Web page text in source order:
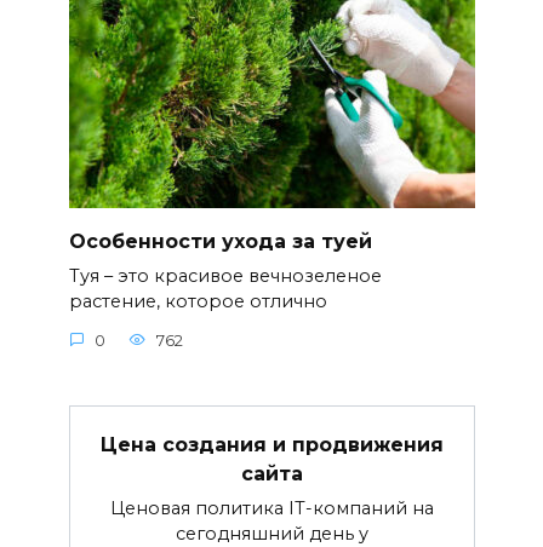
Особенности ухода за туей
Туя – это красивое вечнозеленое
растение, которое отлично
0 762
Цена создания и продвижения
сайта
Ценовая политика IT-компаний на
сегодняшний день у